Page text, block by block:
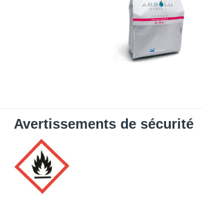
Avertissements de sécurité